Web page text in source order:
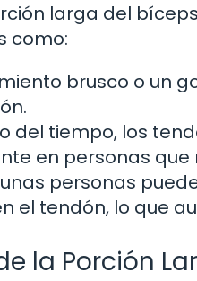
larga del
como:
brusco o un
del tiempo, los
en personas
personas
el tendón, lo que
la Porción